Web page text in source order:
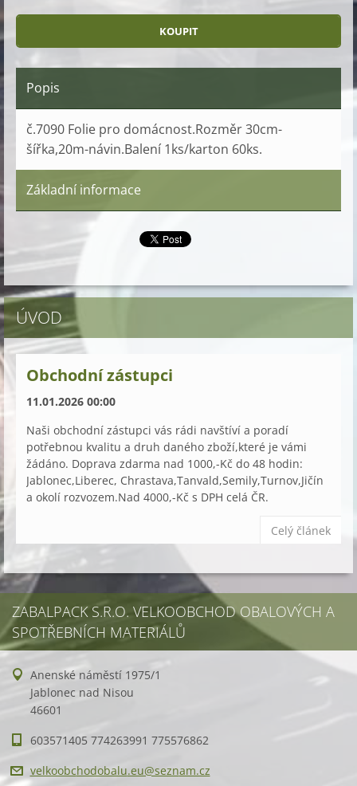
Popis
č.7090 Folie pro domácnost.Rozměr 30cm-
šířka,20m-návin.Balení 1ks/karton 60ks.
Základní informace
ÚVOD
Obchodní zástupci
11.01.2026 00:00
Naši obchodní zástupci vás rádi navštíví a poradí
potřebnou kvalitu a druh daného zboží,které je vámi
žádáno. Doprava zdarma nad 1000,-Kč do 48 hodin:
Jablonec,Liberec, Chrastava,Tanvald,Semily,Turnov,Jičín
a okolí rozvozem.Nad 4000,-Kč s DPH celá ČR.
Celý článek
ZABALPACK S.R.O. VELKOOBCHOD OBALOVÝCH A
SPOTŘEBNÍCH MATERIÁLŮ
Anenské náměstí 1975/1
Jablonec nad Nisou
46601
603571405 774263991 775576862
velkoobchodobalu.eu@seznam.cz